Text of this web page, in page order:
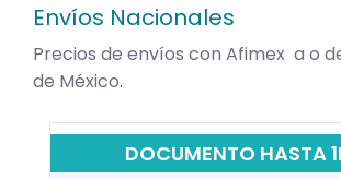
Envíos Nacionales
Precios de envíos con Afimex a o
de México.
DOCUMENTO HASTA